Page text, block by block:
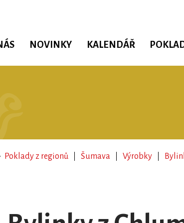
NOVINKY KALENDÁŘ
Poklady z regionů Šumava Výrobky